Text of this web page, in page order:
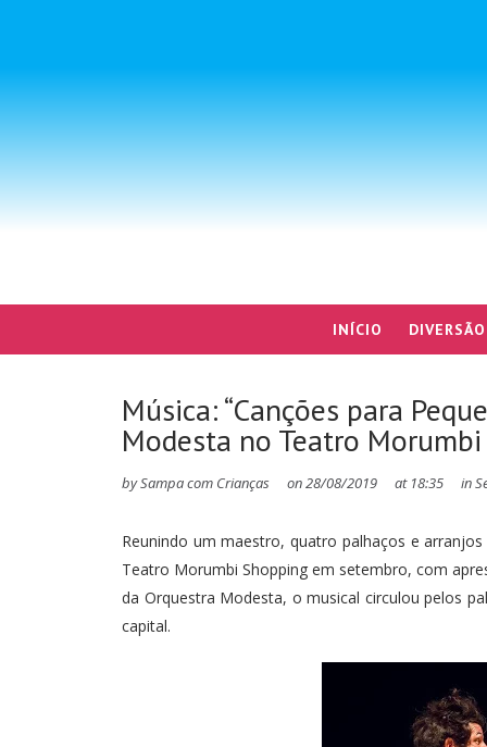
INÍCIO
Música: “Canções para
Modesta no Teatro
bySampa com Crianças on28/08/2019 at 18:35 in
Reunindo um maestro, quatro palhaços e
Teatro Morumbi Shopping em setembro, com
da Orquestra Modesta, o musical circulou pelos
capital.